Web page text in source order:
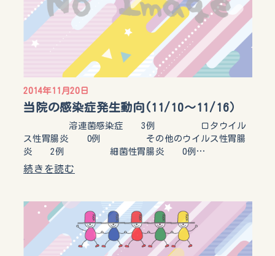
2014年11月20日
当院の感染症発生動向(11/10～11/16）
溶連菌感染症 3例 ロタウイル
ス性胃腸炎 0例 その他のウイルス性胃腸
炎 2例 細菌性胃腸炎 0例…
続きを読む